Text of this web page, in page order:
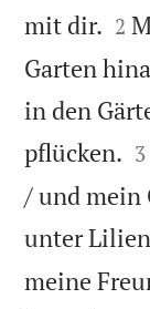
mit dir. 

2
Garten
in den
pflücken. 
3
/ und mein
unter
meine